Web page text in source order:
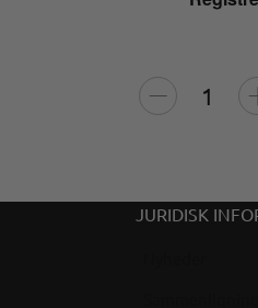
JURIDISK